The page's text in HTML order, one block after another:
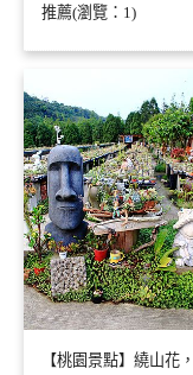
推薦(瀏覽：1)
【桃園景點】繞山花